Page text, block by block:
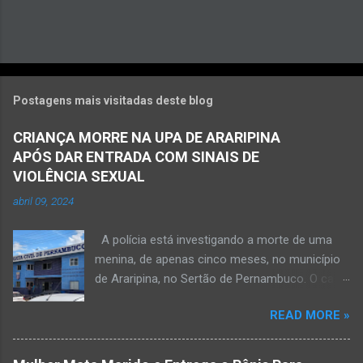
Postagens mais visitadas deste blog
CRIANÇA MORRE NA UPA DE ARARIPINA
APÓS DAR ENTRADA COM SINAIS DE
VIOLÊNCIA SEXUAL
abril 09, 2024
A polícia está investigando a morte de uma
menina, de apenas cinco meses, no município
de Araripina, no Sertão de Pernambuco. O caso
morte a esclarecer”. A PM diz que, na segunda-
feira (8), foi acionada para verificar uma
possível ocorrência de estupro de vulnerável,
READ MORE »